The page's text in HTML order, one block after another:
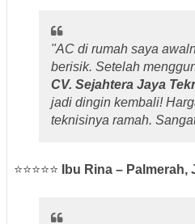
"AC di rumah saya
berisik. Setelah
CV. Sejahtera Jaya
jadi dingin kembali!
teknisinya ramah.
⭐⭐⭐⭐⭐ Ibu Rina – Palmerah,